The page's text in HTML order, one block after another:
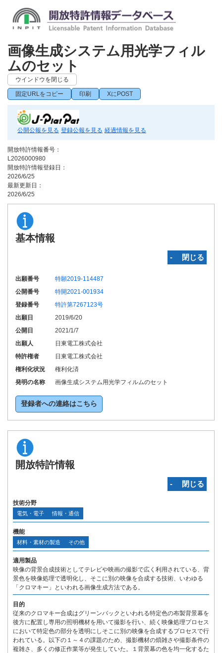
画像生成システム用光学フィル
ムのセット
ウインドウを閉じる
固定URLをコピー 印刷 XにPOST
公開公報を見る 登録公報を見る 経過情報を見る
開放特許情報番号：
L2026000980
開放特許情報登録日：
2026/6/25
最新更新日：
2026/6/25
基本情報
‐ 閉じる
出願番号
特願2019-114487
公開番号
特開2021-001934
登録番号
特許第7267123号
出願日
2019/6/20
公開日
2021/1/7
出願人
日東電工株式会社
特許権者
日東電工株式会社
権利化状況
権利化済
発明の名称
画像生成システム用光学フィルムのセット
登録者への連絡はこちら
開放特許情報
‐ 閉じる
技術分野
電気・電子 情報・通信
機能
材料・素材の製造 その他
適用製品
映像の背景合成技術としてテレビや映画の撮影で広く利用されている、背
景色を映像処理で透明化し、そこに別の映像を合成する技術、いわゆる
「クロマキー」といわれる画像生成方法である。
目的
従来のクロマキー合成はグリーンバックといわれる特定色の布製背景幕を
後方に配置し専用の照明機材を用いて撮影を行い、続く映像処理プロセス
において特定色の部分を透明にしそこに別の映像を合成するプロセスで行
われている。以下の１～４の課題のため、撮影機材の煩雑さや撮影条件の
複雑さ、多くの修正作業等が発生していた。１背景幕の色を均一化するた